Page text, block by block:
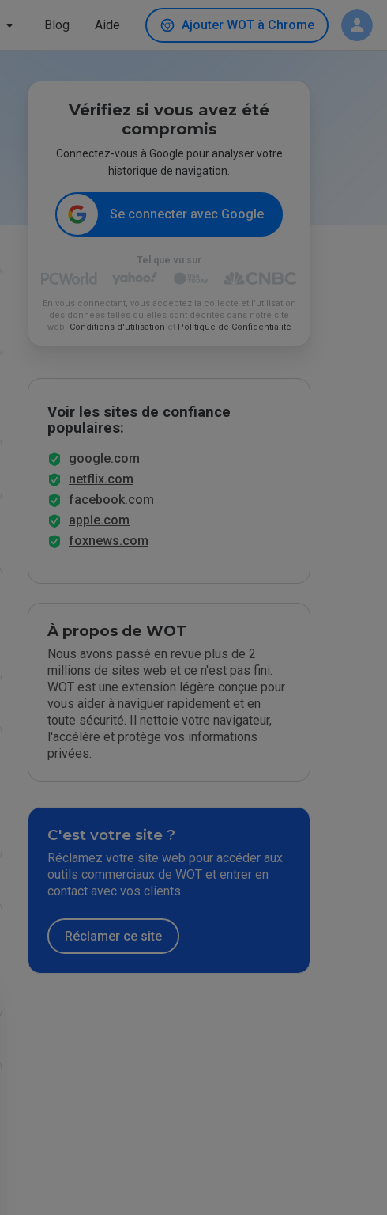
Blog Aide Ajouter WOT à Chrome
Vérifiez si vous avez été
compromis
Connectez-vous à Google pour analyser votre
historique de navigation.
Se connecter avec Google
Tel que vu sur
En vous connectant, vous acceptez la collecte et l'utilisation
des données telles qu'elles sont décrites dans notre site
web. Conditions d'utilisation et Politique de Confidentialité
Voir les sites de confiance
populaires:
google.com
netflix.com
facebook.com
apple.com
foxnews.com
À propos de WOT
Nous avons passé en revue plus de 2
millions de sites web et ce n'est pas fini.
WOT est une extension légère conçue pour
vous aider à naviguer rapidement et en
toute sécurité. Il nettoie votre navigateur,
l'accélère et protège vos informations
privées.
C'est votre site ?
Réclamez votre site web pour accéder aux
outils commerciaux de WOT et entrer en
contact avec vos clients.
Réclamer ce site